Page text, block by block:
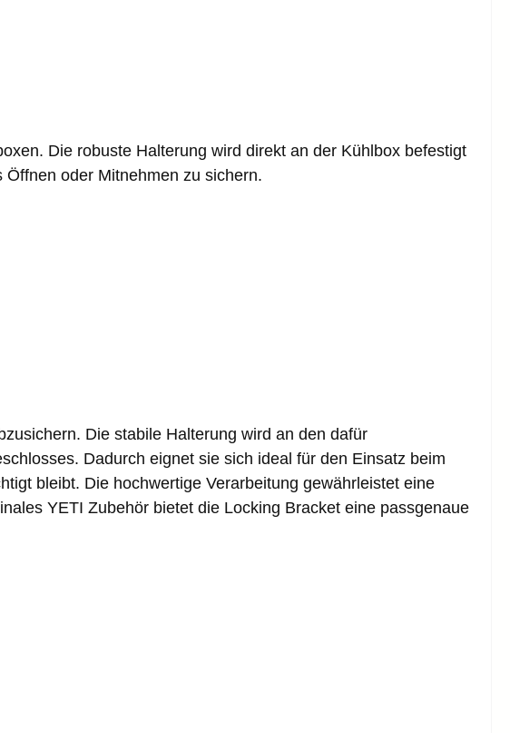
Die robuste Halterung wird direkt an der Kühlbox befestigt
oder Mitnehmen zu sichern.
Die stabile Halterung wird an den dafür
Dadurch eignet sie sich ideal für den Einsatz beim
bleibt. Die hochwertige Verarbeitung gewährleistet eine
YETI Zubehör bietet die Locking Bracket eine passgenaue